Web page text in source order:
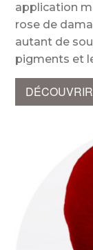
application
rose de
autant de
pigments et